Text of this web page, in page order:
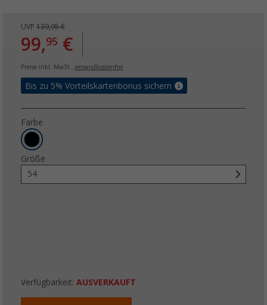
UVP 139,95 €
99,95 €
Preise inkl. MwSt., versandkostenfrei
Bis zu 5% Vorteilskartenbonus sichern
Farbe
Größe
54
Verfügbarkeit: AUSVERKAUFT